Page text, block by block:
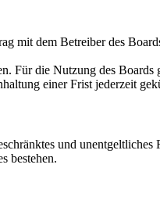
dem Betreiber des
Für die Nutzung des
einer Frist jederzeit
und
bestehen.